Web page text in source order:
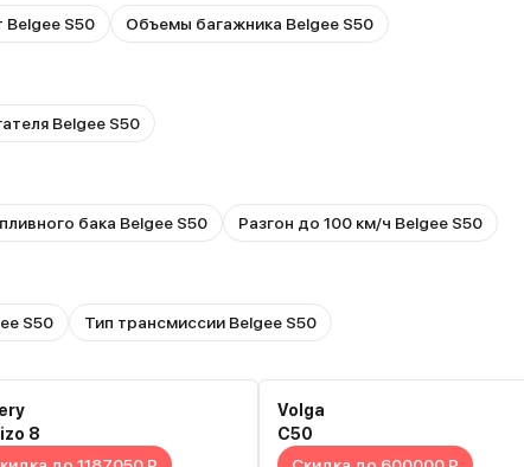
Belgee S50 Объемы багажника Belgee S50
Belgee S50
бака Belgee S50 Разгон до 100 км/ч Belgee S50
S50 Тип трансмиссии Belgee S50
8
Volga
C50